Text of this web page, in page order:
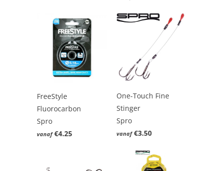
FreeStyle
Fluorocarbon
Spro
vanaf €4.25
One-Touch Fine
Stinger
Spro
vanaf €3.50